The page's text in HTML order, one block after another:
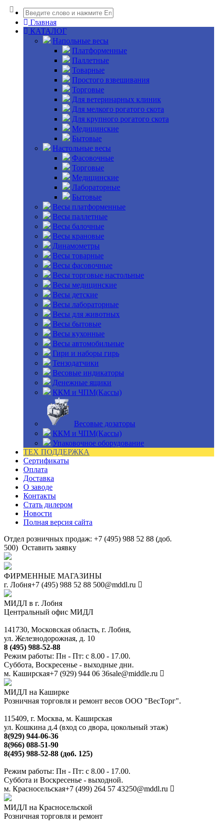
Главная
КАТАЛОГ
Напольные весы
Платформенные
Паллетные
Товарные
Простого взвешивания
Торговые
Для ветеринарных клиник
Для мелкого рогатого скота
Для крупного рогатого скота
Медицинские
Бытовые
Настольные весы
Фасовочные
Торговые
Медицинские
Лабораторные
Бытовые
Весы платформенные
Весы паллетные
Весы балочные
Весы крановые
Динамометры
Весы товарные
Весы фасовочные
Весы торговые настольные
Весы медицинские
Весы детские
Весы лабораторные
Весы для животных
Весы бытовые
Весы кухонные
Весы автомобильные
Гири и наборы гирь
Тензодатчики
Весовые индикаторы
Денежные ящики
ККМ и ЧПМ(Кассы)
Весовые дозаторы
ККМ и ЧПМ(Кассы)
Упаковочное оборудование
ТЕХ ПОДДЕРЖКА
Сертификаты
Оплата
Доставка
О заводе
Контакты
Стать дилером
Новости
Полная версия сайта
Отдел розничных продаж: +7 (495) 988 52 88 (доб.
500) Оставить заявку
ФИРМЕННЫЕ МАГАЗИНЫ
г. Лобня+7 (495) 988 52 88 500@mddl.ru
МИДЛ в г. Лобня
Центральный офис МИДЛ
141730, Московская область, г. Лобня,
ул. Железнодорожная, д. 10
8 (495) 988-52-88
Режим работы: Пн - Пт: с 8.00 - 17.00.
Суббота, Воскресенье - выходные дни.
м. Каширская+7 (929) 944 06 36sale@middle.ru
МИДЛ на Каширке
Розничная торговля и ремонт весов ООО "ВесТорг".
115409, г. Москва, м. Каширская
ул. Кошкина д.4 (вход со двора, цокольный этаж)
8(929) 944-06-36
8(966) 088-51-90
8(495) 988-52-88 (доб. 125)
Режим работы: Пн - Пт: с 8.00 - 17.00.
Суббота и Воскресенье - выходной.
м. Красносельская+7 (499) 264 57 43250@mddl.ru
МИДЛ на Красносельской
Розничная торговля и ремонт